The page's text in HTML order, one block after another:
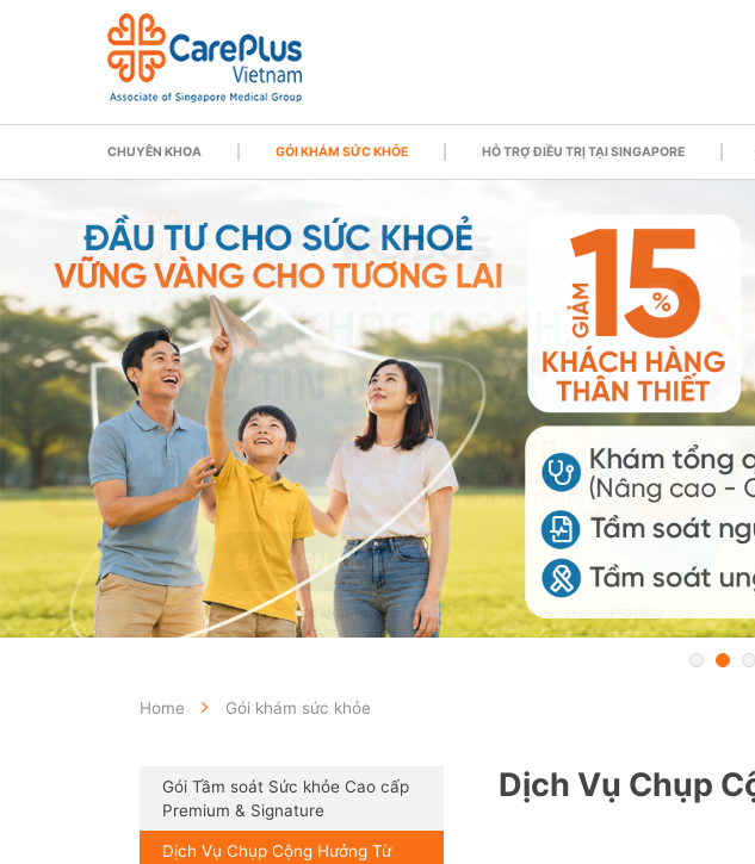
CHUYÊN KHOA GÓI KHÁM SỨC KHỎE HỖ TRỢ ĐIỀU TRỊ TẠI SINGAPORE
Home Gói khám sức khỏe
Dịch Vụ Chụp
Gói Tầm soát Sức khỏe Cao cấp
Premium & Signature
Dịch Vụ Chụp Cộng Hưởng Từ